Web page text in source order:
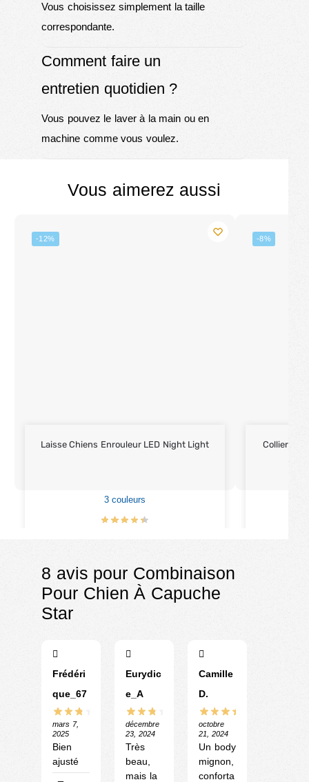
Vous choisissez simplement la taille
correspondante.
Comment faire un
entretien quotidien ?
Vous pouvez le laver à la main ou en
machine comme vous voulez.
Vous aimerez aussi
-12%
Laisse Chiens Enrouleur LED Night Light
3 couleurs
-8%
Collier
8 avis pour Combinaison
Pour Chien À Capuche
Star
Frédéri
que_67
mars 7,
2025
Bien
ajusté
Eurydic
e_A
décembre
23, 2024
Très
beau,
mais la
Camille
D.
octobre
21, 2024
Un body
mignon,
conforta